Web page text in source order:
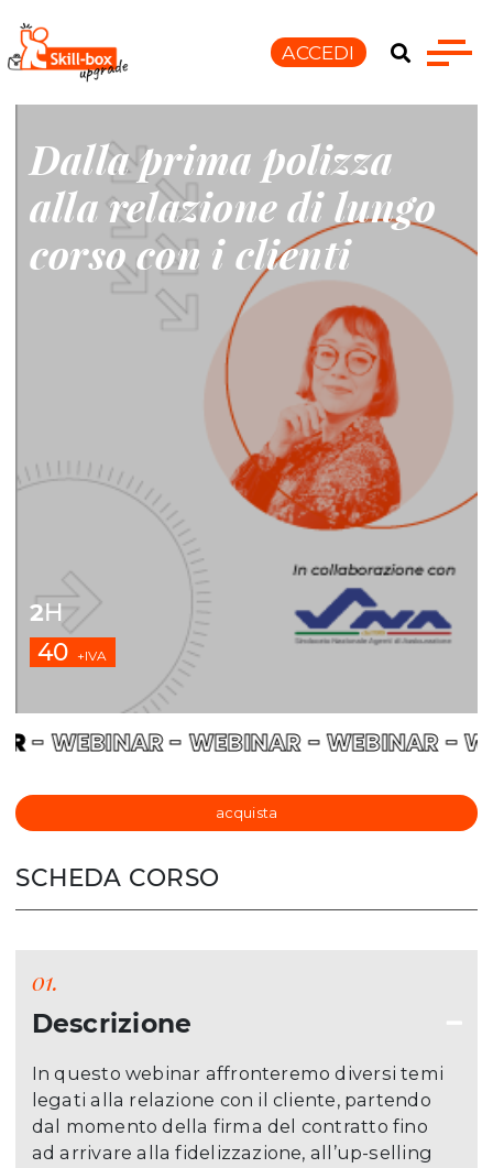
ACCEDI
Dalla prima polizza
alla relazione di lungo
corso con i clienti
2H
40 +IVA
- WEBINAR - WEBINAR - WEBINAR -
acquista
SCHEDA CORSO
01.
Descrizione
In questo webinar affronteremo diversi temi
legati alla relazione con il cliente, partendo
dal momento della firma del contratto fino
ad arrivare alla fidelizzazione, all’up-selling